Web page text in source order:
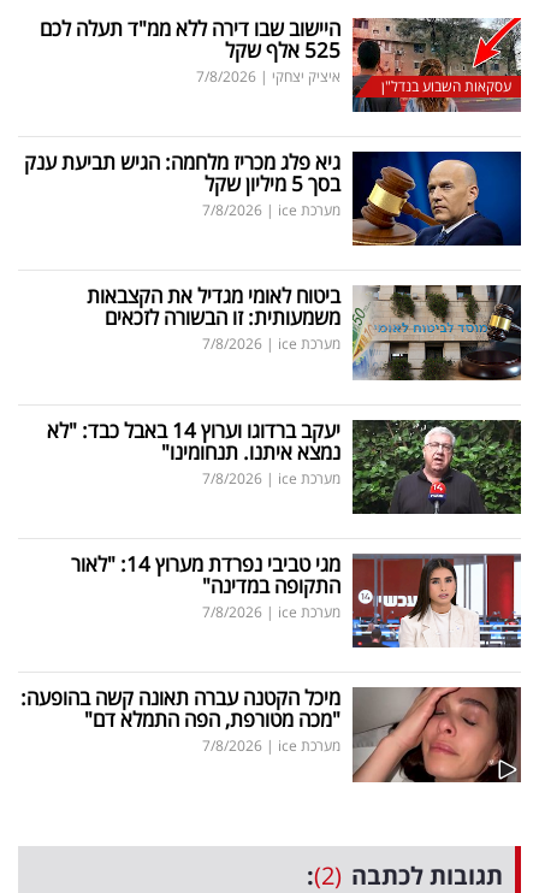
עסקאות השבוע בנדל"ן
היישוב שבו דירה ללא ממ"ד תעלה לכם
525 אלף שקל
איציק יצחקי |
7/8/2026
גיא פלג מכריז מלחמה: הגיש תביעת ענק
בסך 5 מיליון שקל
מערכת ice |
7/8/2026
ביטוח לאומי מגדיל את הקצבאות
משמעותית: זו הבשורה לזכאים
מערכת ice |
7/8/2026
יעקב ברדוגו וערוץ 14 באבל כבד: "לא
נמצא איתנו. תנחומינו"
מערכת ice |
7/8/2026
מגי טביבי נפרדת מערוץ 14: "לאור
התקופה במדינה"
מערכת ice |
7/8/2026
מיכל הקטנה עברה תאונה קשה בהופעה:
"מכה מטורפת, הפה התמלא דם"
מערכת ice |
7/8/2026
תגובות לכתבה (2)
: